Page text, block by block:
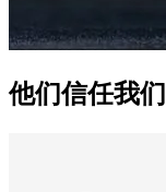
他们信任我们